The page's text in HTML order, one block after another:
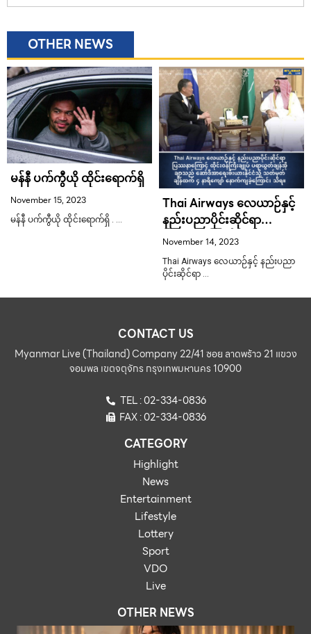
OTHER NEWS
မန်နီ ပက်ကွီယို ထိုင်းရောက်ရှိ
November 15, 2023
မန်နီ ပက်ကွီယို ထိုင်းရောက်ရှိ . …
Thai Airways လေယာဉ်နှင့်
နည်းပညာပိုင်းဆိုင်ရာ
ပြဿနာကြောင့် ထိုင်း
ဝန်ကြီးချုပ် ပရာယွတ်ချန်အို
ချာသည် ဆော်ဒီအာရေးဗီး
ထက် ၄ နာရီကျော် နောက်ကျ
November 14, 2023
Thai Airways လေယာဉ်နှင့် နည်းပညာ
ပိုင်းဆိုင်ရာ …
CONTACT US
Myanmar Live (Thailand) Company 22/41 ซอย ลาดพร้าว 21 แขวง
จอมพล เขตจตุจักร กรุงเทพมหานคร 10900
TEL : 02-334-0836
FAX : 02-334-0836
CATEGORY
Highlight
News
Entertainment
Lifestyle
Lottery
Sport
VDO
Live
OTHER NEWS